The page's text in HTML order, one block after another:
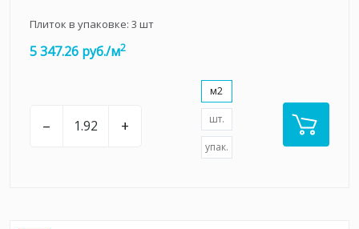
Плиток в упаковке: 3 шт
5 347.26 руб./м2
– +
м2
шт.
упак.